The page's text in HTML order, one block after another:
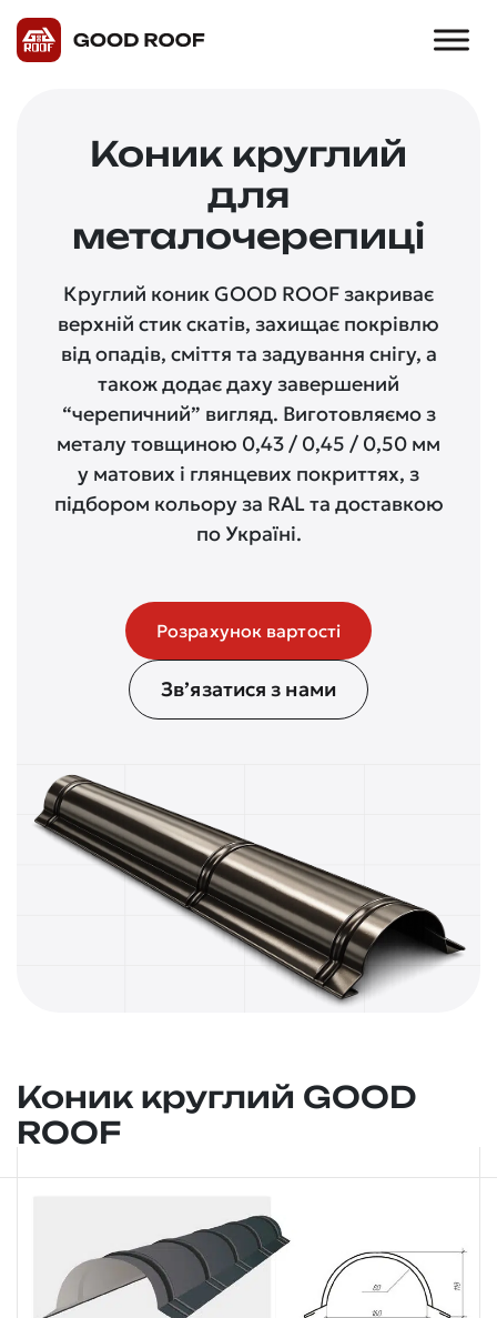
Коник круглий
для
металочерепиці
Круглий коник GOOD ROOF закриває
верхній стик скатів, захищає покрівлю
від опадів, сміття та задування снігу, а
також додає даху завершений
“черепичний” вигляд. Виготовляємо з
металу товщиною 0,43 / 0,45 / 0,50 мм
у матових і глянцевих покриттях, з
підбором кольору за RAL та доставкою
по Україні.
Розрахунок вартості
Зв’язатися з нами
Коник круглий GOOD
ROOF